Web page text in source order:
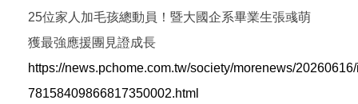
25位家人加毛孩總動員！暨大國企系畢業生張彧萌
獲最強應援團見證成長
https://news.pchome.com.tw/society/morenews/
78158409866817350002.html